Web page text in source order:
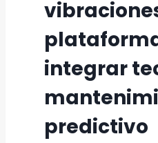
integrar
predictivo